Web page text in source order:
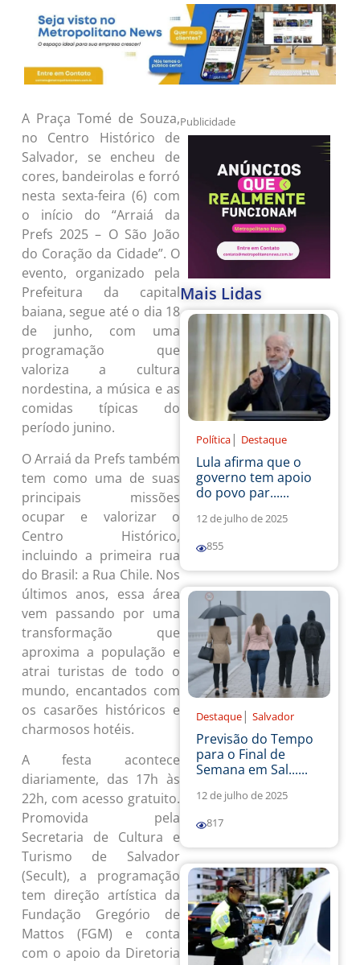
A Praça Tomé de Souza,
no Centro Histórico de
Salvador, se encheu de
cores, bandeirolas e forró
nesta sexta-feira (6) com
o início do “Arraiá da
Prefs 2025 – O São João
do Coração da Cidade”. O
evento, organizado pela
Prefeitura da capital
baiana, segue até o dia 18
de junho, com uma
programação que
valoriza a cultura
nordestina, a música e as
comidas típicas do
período junino.
O Arraiá da Prefs também
tem como uma de suas
principais missões
ocupar e valorizar o
Centro Histórico,
incluindo a primeira rua
do Brasil: a Rua Chile. Nos
últimos anos, essa área
vem passando por uma
transformação que
aproxima a população e
atrai turistas de todo o
mundo, encantados com
os casarões históricos e
charmosos hotéis.
A festa acontece
diariamente, das 17h às
22h, com acesso gratuito.
Promovida pela
Secretaria de Cultura e
Turismo de Salvador
(Secult), a programação
tem direção artística da
Fundação Gregório de
Mattos (FGM) e conta
com o apoio da Diretoria
Publicidade
Mais Lidas
Política | Destaque
Lula afirma que o
governo tem apoio
do povo par......
12 de julho de 2025
855
Destaque | Salvador
Previsão do Tempo
para o Final de
Semana em Sal......
12 de julho de 2025
817